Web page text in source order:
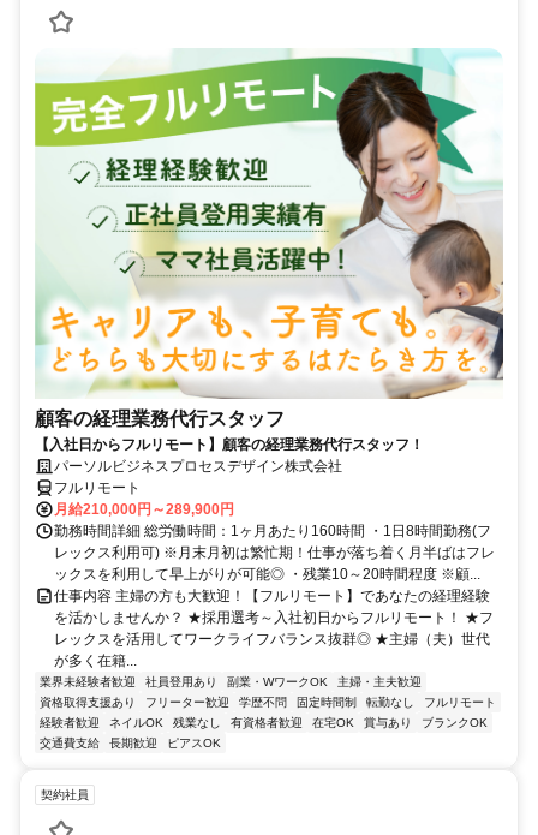
顧客の経理業務代行スタッフ
【入社日からフルリモート】顧客の経理業務代行スタッフ！
パーソルビジネスプロセスデザイン株式会社
フルリモート
月給210,000円～289,900円
勤務時間詳細 総労働時間：1ヶ月あたり160時間 ・1日8時間勤務(フ
レックス利用可) ※月末月初は繁忙期！仕事が落ち着く月半ばはフレ
ックスを利用して早上がりが可能◎ ・残業10～20時間程度 ※顧...
仕事内容 主婦の方も大歓迎！【フルリモート】であなたの経理経験
を活かしませんか？ ★採用選考～入社初日からフルリモート！ ★フ
レックスを活用してワークライフバランス抜群◎ ★主婦（夫）世代
が多く在籍...
業界未経験者歓迎 社員登用あり 副業・WワークOK
主婦・主夫歓迎
資格取得支援あり
フリーター歓迎 学歴不問 固定時間制 転勤なし
フルリモート
経験者歓迎
ネイルOK 残業なし 有資格者歓迎 在宅OK 賞与あり
ブランクOK
交通費支給
長期歓迎 ピアスOK
契約社員